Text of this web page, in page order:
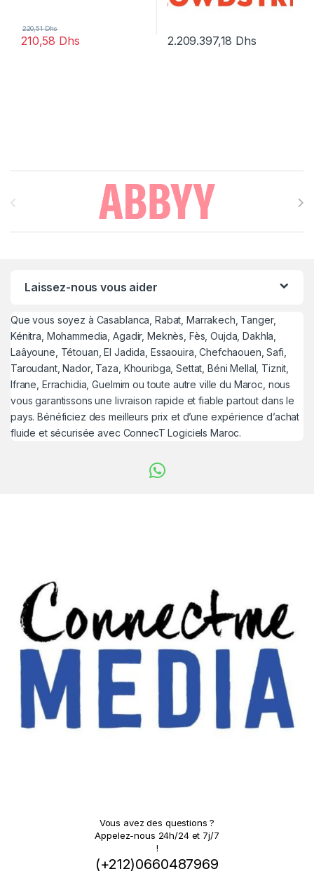
210,58 Dhs
220,51Dhs
2.209.397,18 Dhs
Brands Carousel
Laissez-nous vous aider
Que vous soyez à Casablanca, Rabat, Marrakech, Tanger,
Kénitra, Mohammedia, Agadir, Meknès, Fès, Oujda, Dakhla,
Laâyoune, Tétouan, El Jadida, Essaouira, Chefchaouen, Safi,
Taroudant, Nador, Taza, Khouribga, Settat, Béni Mellal, Tiznit,
Ifrane, Errachidia, Guelmim ou toute autre ville du Maroc, nous
vous garantissons une livraison rapide et fiable partout dans le
pays. Bénéficiez des meilleurs prix et d’une expérience d’achat
fluide et sécurisée avec ConnecT Logiciels Maroc.
Vous avez des questions ?
Appelez-nous 24h/24 et 7j/7
!
(+212)0660487969